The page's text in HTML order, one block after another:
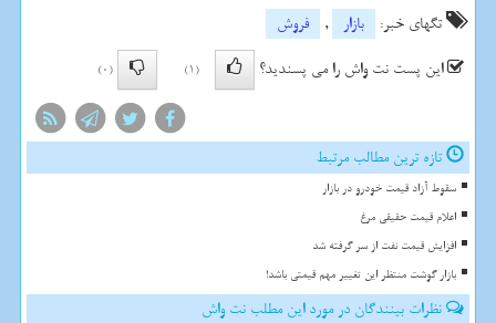
تگهای خبر: بازار ,
فروش
این پست نت واش را می پسندید؟
(1)
(0)
تازه ترین مطالب مرتبط
سقوط آزاد قیمت خودرو در بازار
اعلام قیمت حقیقی مرغ
افزایش قیمت نفت از سر گرفته شد
بازار گوشت منتظر این تغییر مهم قیمتی باشد!
نظرات بینندگان در مورد این مطلب نت واش